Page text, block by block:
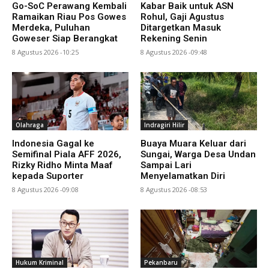
Go-SoC Perawang Kembali
Ramaikan Riau Pos Gowes
Merdeka, Puluhan
Goweser Siap Berangkat
8 Agustus 2026 -10:25
Kabar Baik untuk ASN
Rohul, Gaji Agustus
Ditargetkan Masuk
Rekening Senin
8 Agustus 2026 -09:48
Olahraga
Indonesia Gagal ke
Semifinal Piala AFF 2026,
Rizky Ridho Minta Maaf
kepada Suporter
8 Agustus 2026 -09:08
Indragiri Hilir
Buaya Muara Keluar dari
Sungai, Warga Desa Undan
Sampai Lari
Menyelamatkan Diri
8 Agustus 2026 -08:53
Hukum Kriminal Pekanbaru